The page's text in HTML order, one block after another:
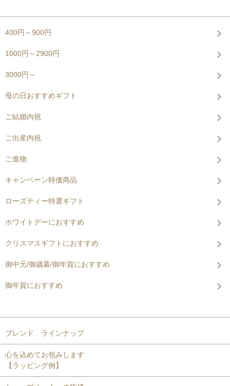
400円～900円
1000円～2900円
3000円～
母の日おすすめギフト
ご結婚内祝
ご出産内祝
ご進物
キャンペーン特価商品
ローズティー特選ギフト
ホワイトデーにおすすめ
クリスマスギフトにおすすめ
御中元/御歳暮/御年賀におすすめ
御年賀におすすめ
ブレンド ラインナップ
心を込めてお包みします
【ラッピング例】